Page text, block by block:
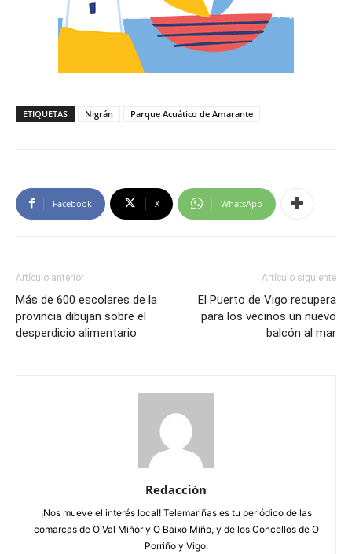
ETIQUETAS Nigrán Parque Acuático de Amarante
Facebook X WhatsApp
Artículo anterior
Más de 600 escolares de la
provincia dibujan sobre el
desperdicio alimentario
Artículo siguiente
El Puerto de Vigo recupera
para los vecinos un nuevo
balcón al mar
Redacción
¡Nos mueve el interés local! Telemariñas es tu periódico de las
comarcas de O Val Miñor y O Baixo Miño, y de los Concellos de O
Porriño y Vigo.